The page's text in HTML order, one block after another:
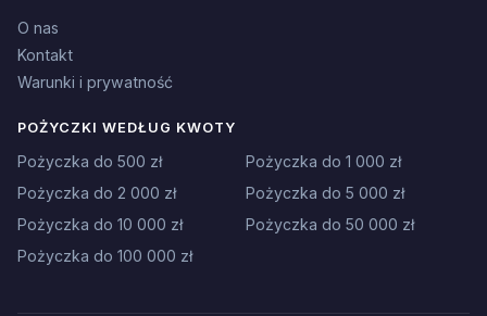
O nas
Kontakt
Warunki i prywatność
POŻYCZKI WEDŁUG KWOTY
Pożyczka do 500 zł
Pożyczka do 1 000 zł
Pożyczka do 2 000 zł
Pożyczka do 5 000 zł
Pożyczka do 10 000 zł
Pożyczka do 50 000 zł
Pożyczka do 100 000 zł